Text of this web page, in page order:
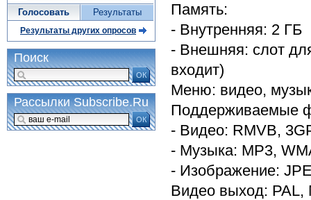
Память:
- Внутренняя: 2 ГБ
- Внешняя: слот
входит)
Меню: видео,
Поддерживаемые
- Видео: RMVB,
- Музыка: MP3,
- Изображение:
Видео выход: PAL,
Голосовать Результаты
Результаты других опросов
Поиск
ОК
Рассылки Subscribe.Ru
ОК